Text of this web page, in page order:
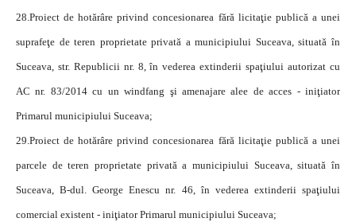
28.Proiect de hotărâre privind concesionarea fără licitaţie publică a unei
suprafeţe de teren proprietate privată a municipiului Suceava, situată în
Suceava, str. Republicii nr. 8, în vederea extinderii spaţiului autorizat cu
AC nr. 83/2014 cu un windfang şi amenajare alee de acces - iniţiator
Primarul municipiului Suceava;
29.Proiect de hotărâre privind concesionarea fără licitaţie publică a unei
parcele de teren proprietate privată a municipiului Suceava, situată în
Suceava, B-dul. George Enescu nr. 46, în vederea extinderii spaţiului
comercial existent - iniţiator Primarul municipiului Suceava;